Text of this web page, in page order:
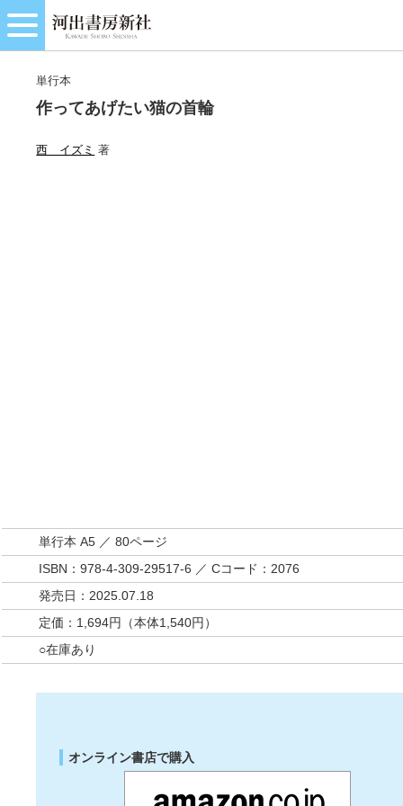
単行本
作ってあげたい猫の首輪
西 イズミ 著
単行本 A5 ／ 80ページ
ISBN：978-4-309-29517-6 ／ Cコード：2076
発売日：2025.07.18
定価：1,694円（本体1,540円）
○在庫あり
オンライン書店で購入